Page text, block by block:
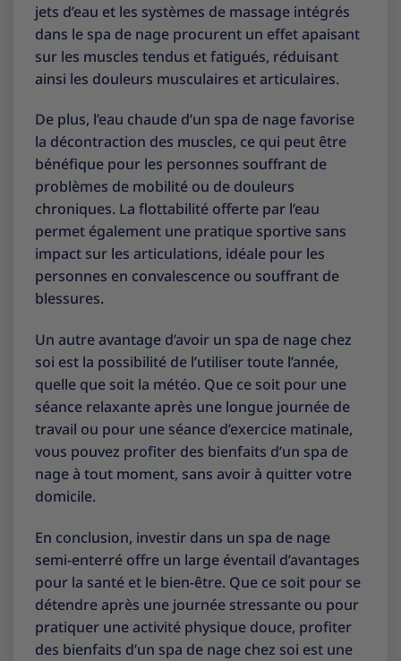
jets d’eau et les systèmes de massage intégrés
dans le spa de nage procurent un effet apaisant
sur les muscles tendus et fatigués, réduisant
ainsi les douleurs musculaires et articulaires.
De plus, l’eau chaude d’un spa de nage favorise
la décontraction des muscles, ce qui peut être
bénéfique pour les personnes souffrant de
problèmes de mobilité ou de douleurs
chroniques. La flottabilité offerte par l’eau
permet également une pratique sportive sans
impact sur les articulations, idéale pour les
personnes en convalescence ou souffrant de
blessures.
Un autre avantage d’avoir un spa de nage chez
soi est la possibilité de l’utiliser toute l’année,
quelle que soit la météo. Que ce soit pour une
séance relaxante après une longue journée de
travail ou pour une séance d’exercice matinale,
vous pouvez profiter des bienfaits d’un spa de
nage à tout moment, sans avoir à quitter votre
domicile.
En conclusion, investir dans un spa de nage
semi-enterré offre un large éventail d’avantages
pour la santé et le bien-être. Que ce soit pour se
détendre après une journée stressante ou pour
pratiquer une activité physique douce, profiter
des bienfaits d’un spa de nage chez soi est une